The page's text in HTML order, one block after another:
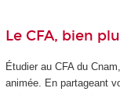
Le CFA, bien
Étudier au CFA du
animée. En partageant